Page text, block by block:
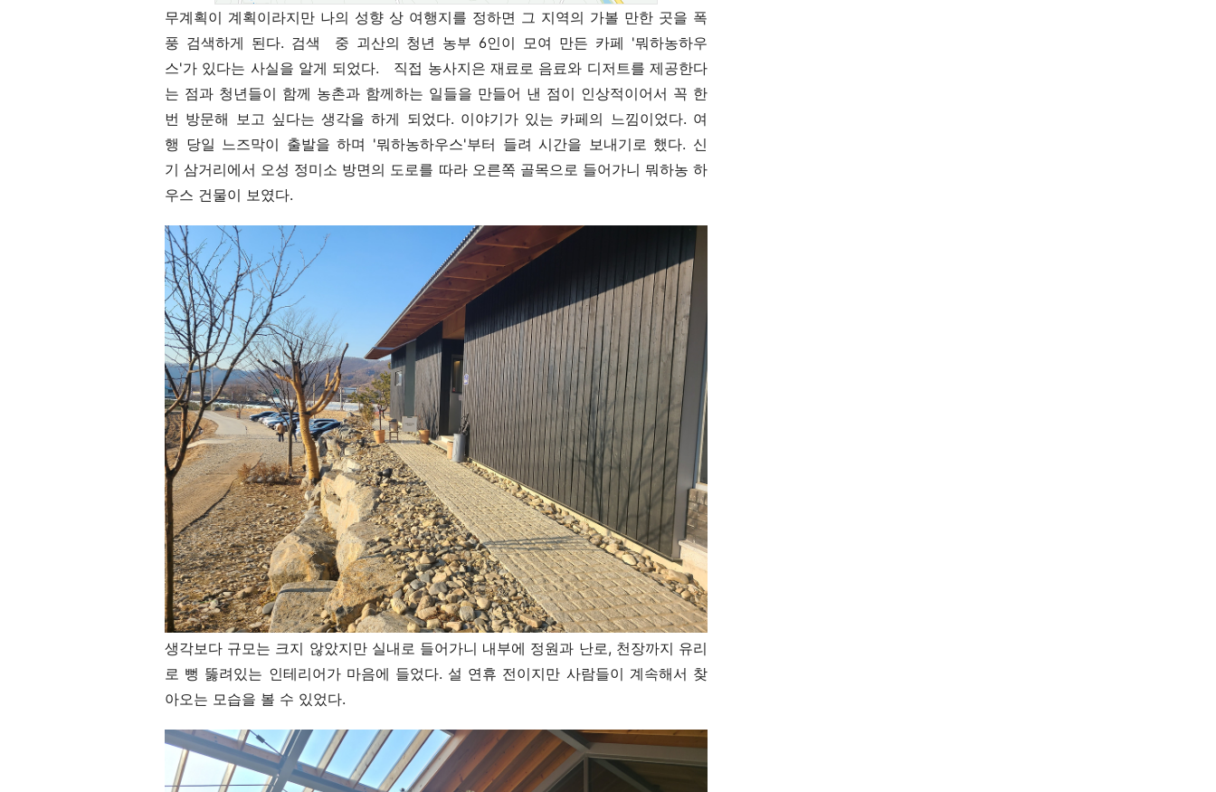
무계획이 계획이라지만 나의 성향 상 여행지를 정하면 그 지역의 가볼 만한 곳을 폭
풍 검색하게 된다. 검색 중 괴산의 청년 농부 6인이 모여 만든 카페 '뭐하농하우
스'가 있다는 사실을 알게 되었다. 직접 농사지은 재료로 음료와 디저트를 제공한다
는 점과 청년들이 함께 농촌과 함께하는 일들을 만들어 낸 점이 인상적이어서 꼭 한
번 방문해 보고 싶다는 생각을 하게 되었다. 이야기가 있는 카페의 느낌이었다. 여
행 당일 느즈막이 출발을 하며 '뭐하농하우스'부터 들려 시간을 보내기로 했다. 신
기 삼거리에서 오성 정미소 방면의 도로를 따라 오른쪽 골목으로 들어가니 뭐하농 하
우스 건물이 보였다.
생각보다 규모는 크지 않았지만 실내로 들어가니 내부에 정원과 난로, 천장까지 유리
로 뻥 뚫려있는 인테리어가 마음에 들었다. 설 연휴 전이지만 사람들이 계속해서 찾
아오는 모습을 볼 수 있었다.